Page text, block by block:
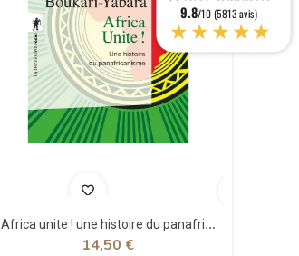
Africa unite ! une histoire du panafricanisme - poche - Amzat Boukari-yabara - La découverte
14,50 €
9.8/10 (5813 avis)
★★★★★